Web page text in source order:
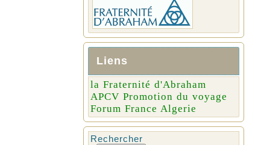
Liens
la Fraternité d'Abraham
APCV Promotion du voyage
Forum France Algerie
Rechercher